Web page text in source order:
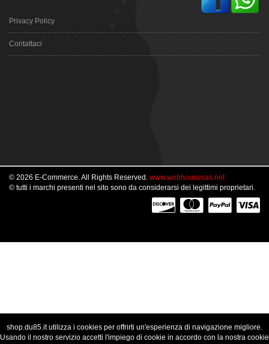
Privacy Policy
Contattaci
© 2026 E-Commerce. All Rights Reserved. www.webhousesas.net
© tutti i marchi presenti nel sito sono da considerarsi dei legittimi proprietari.
shop.du85.it utilizza i cookies per offrirti un'esperienza di navigazione migliore.
Usando il nostro servizio accetti l'impiego di cookie in accordo con la nostra cookie